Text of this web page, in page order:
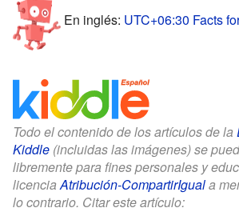
En inglés: UTC+06:30 Facts
Todo el contenido de los artículos de la
Kiddle (incluidas las imágenes) se
libremente para fines personales y
licenciaAtribución-CompartirIguala
lo contrario. Citar este artículo: